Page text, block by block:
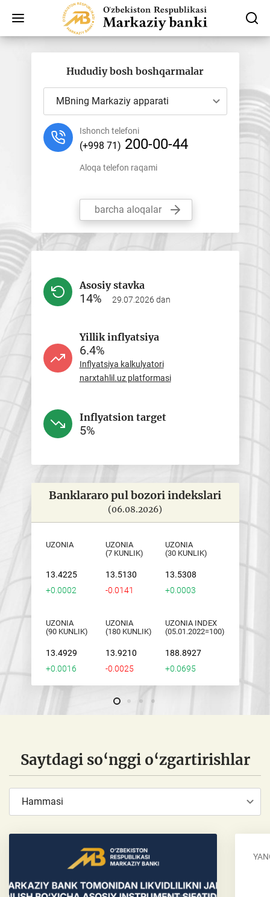
Hududiy bosh boshqarmalar
MBning Markaziy apparati
Ishonch telefoni
(+998 71) 200-00-44
Aloqa telefon raqami
barcha aloqalar
Asosiy stavka
14% 29.07.2026 dan
Yillik inflyatsiya
6.4%
Inflyatsiya kalkulyatori
narxtahlil.uz platformasi
Inflyatsion target
5%
Banklararo pul bozori indekslari
(06.08.2026)
UZONIA
13.4225
+0.0002
UZONIA
(7 KUNLIK)
13.5130
-0.0141
UZONIA
(30 KUNLIK)
13.5308
+0.0003
UZONIA
(90 KUNLIK)
13.4929
+0.0016
UZONIA
(180 KUNLIK)
13.9210
-0.0025
UZONIA INDEX
(05.01.2022=100)
188.8927
+0.0695
Saytdagi so‘nggi o‘zgartirishlar
Hammasi